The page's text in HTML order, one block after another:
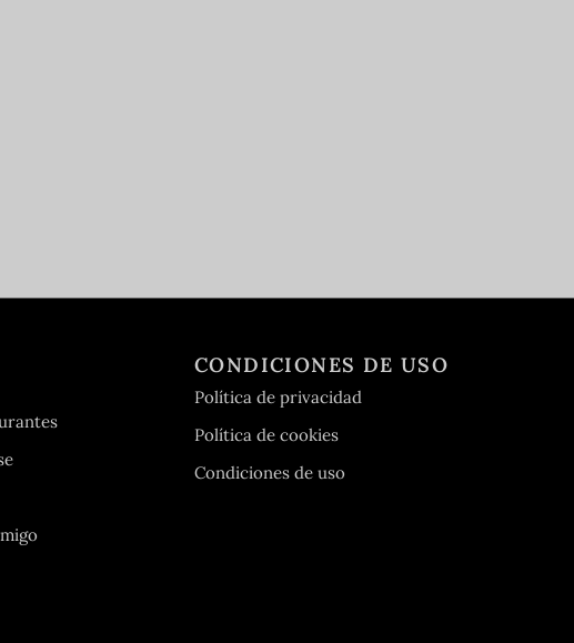
CONDICIONES DE USO
Política de privacidad
Política de cookies
Condiciones de uso